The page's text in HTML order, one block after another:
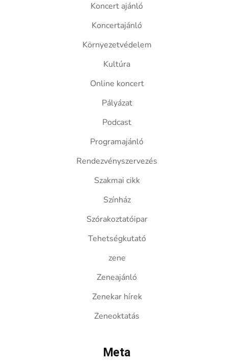
Koncert ajánló
Koncertajánló
Környezetvédelem
Kultúra
Online koncert
Pályázat
Podcast
Programajánló
Rendezvényszervezés
Szakmai cikk
Színház
Szórakoztatóipar
Tehetségkutató
zene
Zeneajánló
Zenekar hírek
Zeneoktatás
Meta